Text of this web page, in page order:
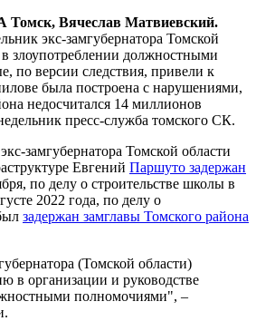
Вячеслав Матвиевский.
экс-замгубернатора Томской
в злоупотреблении должностными
по версии следствия, привели к
была построена с нарушениями,
недосчитался 14 миллионов
пресс-служба томского СК.
замгубернатора Томской области
Евгений Паршуто задержан
по делу о строительстве школы в
2022 года, по делу о
задержан замглавы Томского района
(Томской области)
в организации и руководстве
полномочиями", –